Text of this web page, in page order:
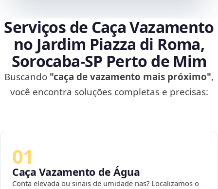
Serviços de Caça Vazamento
no Jardim Piazza di Roma,
Sorocaba‑SP Perto de Mim
Buscando "caça de vazamento mais próximo",
você encontra soluções completas e precisas:
01
Caça Vazamento de Água
Conta elevada ou sinais de umidade nas? Localizamos o